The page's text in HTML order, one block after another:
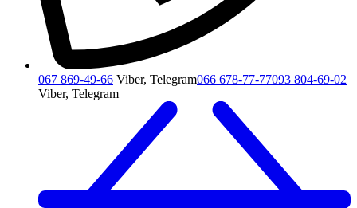
067 869-49-66 Viber, Telegram066 678-77-77093 804-69-02
Viber, Telegram